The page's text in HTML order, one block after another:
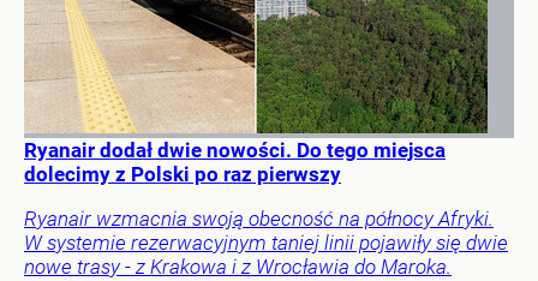
Ryanair dodał dwie nowości. Do tego miejsca
dolecimy z Polski po raz pierwszy
Ryanair wzmacnia swoją obecność na północy Afryki.
W systemie rezerwacyjnym taniej linii pojawiły się dwie
nowe trasy - z Krakowa i z Wrocławia do Maroka.